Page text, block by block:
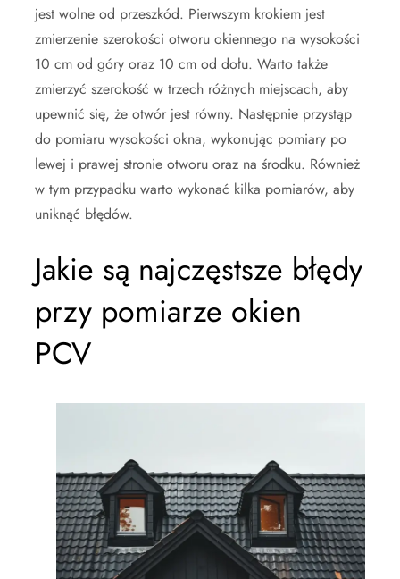
jest wolne od przeszkód. Pierwszym krokiem jest
zmierzenie szerokości otworu okiennego na wysokości
10 cm od góry oraz 10 cm od dołu. Warto także
zmierzyć szerokość w trzech różnych miejscach, aby
upewnić się, że otwór jest równy. Następnie przystąp
do pomiaru wysokości okna, wykonując pomiary po
lewej i prawej stronie otworu oraz na środku. Również
w tym przypadku warto wykonać kilka pomiarów, aby
uniknąć błędów.
Jakie są najczęstsze błędy
przy pomiarze okien
PCV